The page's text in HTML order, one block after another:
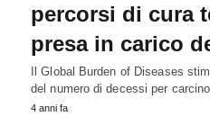
percorsi di cura
presa in carico
Il Global Burden of Diseases
del numero di decessi per
4 anni fa